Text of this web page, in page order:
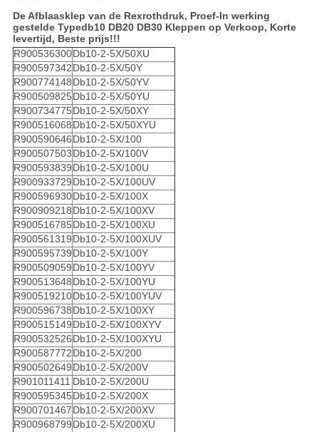
De Afblaasklep van de Rexrothdruk, Proef-In werking
gestelde Typedb10 DB20 DB30 Kleppen op Verkoop, Korte
levertijd, Beste prijs!!!
R900536300Db10-2-5X/50XU
R900597342Db10-2-5X/50Y
R900774148Db10-2-5X/50YV
R900509825Db10-2-5X/50YU
R900734775Db10-2-5X/50XY
R900516068Db10-2-5X/50XYU
R900590646Db10-2-5X/100
R900507503Db10-2-5X/100V
R900593839Db10-2-5X/100U
R900933729Db10-2-5X/100UV
R900596930Db10-2-5X/100X
R900909218Db10-2-5X/100XV
R900516785Db10-2-5X/100XU
R900561319Db10-2-5X/100XUV
R900595739Db10-2-5X/100Y
R900509059Db10-2-5X/100YV
R900513648Db10-2-5X/100YU
R900519210Db10-2-5X/100YUV
R900596738Db10-2-5X/100XY
R900515149Db10-2-5X/100XYV
R900532526Db10-2-5X/100XYU
R900587772Db10-2-5X/200
R900502649Db10-2-5X/200V
R901011411 Db10-2-5X/200U
R900595345Db10-2-5X/200X
R900701467Db10-2-5X/200XV
R900968799Db10-2-5X/200XU